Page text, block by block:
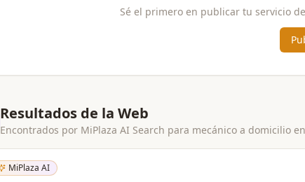
Sé el primero en publicar tu servicio de
Resultados de la Web
Encontrados por MiPlaza AI Search para mecánico a domicilio en
MiPlaza AI